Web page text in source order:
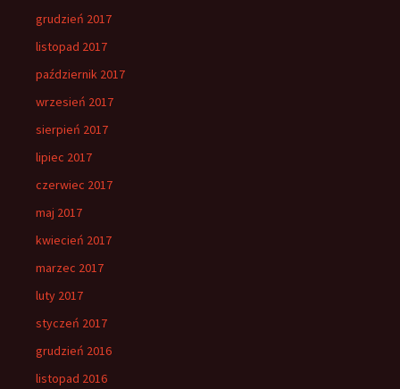
grudzień 2017
listopad 2017
październik 2017
wrzesień 2017
sierpień 2017
lipiec 2017
czerwiec 2017
maj 2017
kwiecień 2017
marzec 2017
luty 2017
styczeń 2017
grudzień 2016
listopad 2016